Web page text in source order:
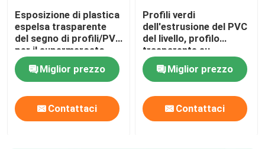
Esposizione di plastica
espelsa trasparente
del segno di profili/PVC
per il supermercato
Miglior prezzo
Contattaci
Profili verdi
dell'estrusione del PVC
del livello, profilo
trasparente su
ordinazione
dell'etichetta di prezzi
Miglior prezzo
Contattaci